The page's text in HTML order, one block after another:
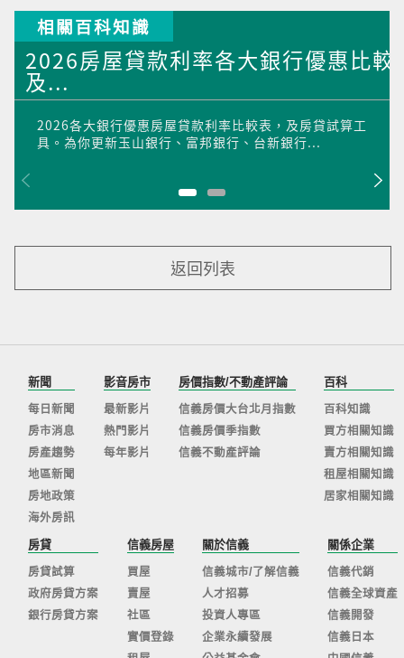
相關百科知識
2026房屋貸款利率各大銀行優惠比較
及...
2026各大銀行優惠房屋貸款利率比較表，及房貸試算工
具。為你更新玉山銀行、富邦銀行、台新銀行...
返回列表
新聞
每日新聞
房市消息
房產趨勢
地區新聞
房地政策
海外房訊
影音房市
最新影片
熱門影片
每年影片
房價指數/不動產評論
信義房價大台北月指數
信義房價季指數
信義不動產評論
百科
百科知識
買方相關知識
賣方相關知識
租屋相關知識
居家相關知識
房貸
房貸試算
政府房貸方案
銀行房貸方案
信義房屋
買屋
賣屋
社區
實價登錄
關於信義
信義城市/了解信義
人才招募
投資人專區
企業永續發展
關係企業
信義代銷
信義全球資產
信義開發
信義日本